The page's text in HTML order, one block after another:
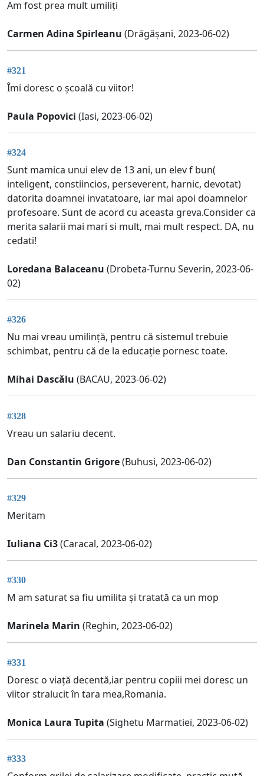
Am fost prea mult umiliți
Carmen Adina Spirleanu (Drăgășani, 2023-06-02)
#321
Îmi doresc o școală cu viitor!
Paula Popovici (Iasi, 2023-06-02)
#324
Sunt mamica unui elev de 13 ani, un elev f bun(
inteligent, constiincios, perseverent, harnic, devotat)
datorita doamnei invatatoare, iar mai apoi doamnelor
profesoare. Sunt de acord cu aceasta greva.Consider ca
merita salarii mai mari si mult, mai mult respect. DA, nu
cedati!
Loredana Balaceanu (Drobeta-Turnu Severin, 2023-06-
02)
#326
Nu mai vreau umilință, pentru că sistemul trebuie
schimbat, pentru că de la educație pornesc toate.
Mihai Dascălu (BACAU, 2023-06-02)
#328
Vreau un salariu decent.
Dan Constantin Grigore(Buhusi, 2023-06-02)
#329
Meritam
Iuliana Ci3(Caracal, 2023-06-02)
#330
M am saturat sa fiu umilita și tratată ca un mop
Marinela Marin (Reghin, 2023-06-02)
#331
Doresc o viață decentă,iar pentru copiii mei doresc un
viitor stralucit în tara mea,Romania.
Monica Laura Tupita (Sighetu Marmatiei, 2023-06-02)
#333